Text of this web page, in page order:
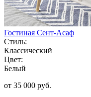
Гостиная Сент-Асаф
Стиль:
Классический
Цвет:
Белый
от 35 000 руб.